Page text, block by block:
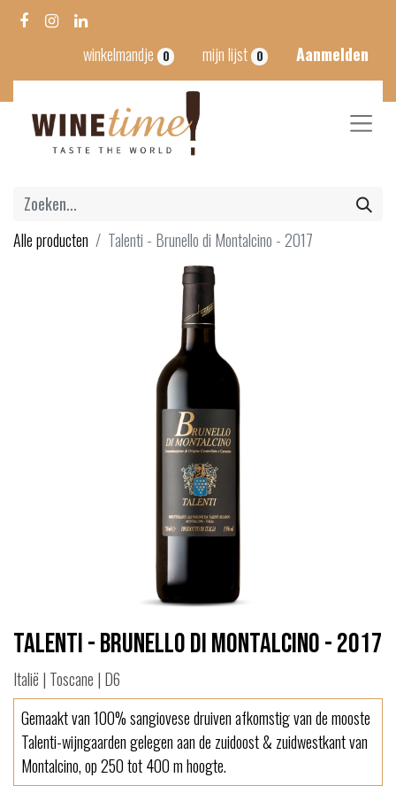
winkelmandje 0 mijn lijst 0 Aanmelden
Alle producten Talenti - Brunello di Montalcino - 2017
Talenti - Brunello di Montalcino - 2017
Italië | Toscane | D6
Gemaakt van 100% sangiovese druiven afkomstig van de mooste
Talenti-wijngaarden gelegen aan de zuidoost & zuidwestkant van
Montalcino, op 250 tot 400 m hoogte.